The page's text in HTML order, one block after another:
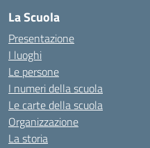
La Scuola
Presentazione
I luoghi
Le persone
I numeri della scuola
Le carte della scuola
Organizzazione
La storia